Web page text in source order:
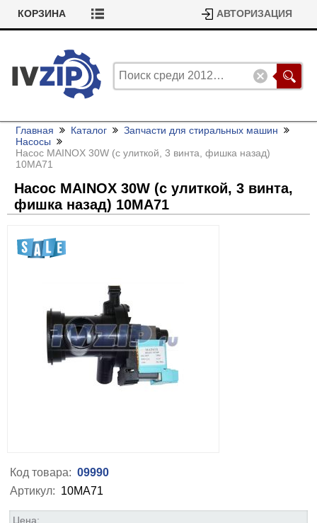
КОРЗИНА АВТОРИЗАЦИЯ
Главная Каталог
Запчасти для стиральных машин
Насосы
Насос MAINOX 30W (с улиткой, 3 винта, фишка назад)
10MA71
Насос MAINOX 30W (с улиткой, 3 винта,
фишка назад) 10MA71
Код товара: 09990
Артикул: 10MA71
Цена: